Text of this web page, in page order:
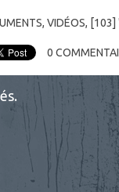
, VIDÉOS, [103]
0